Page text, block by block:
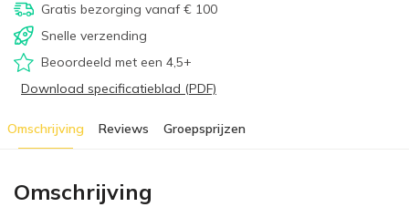
Gratis bezorging vanaf € 100
Snelle verzending
Beoordeeld met een 4,5+
Download specificatieblad (PDF)
Omschrijving Reviews Groepsprijzen
Omschrijving